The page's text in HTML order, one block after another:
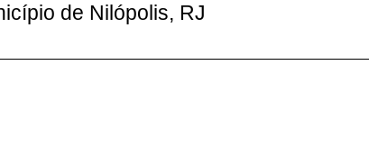
de Nilópolis, RJ